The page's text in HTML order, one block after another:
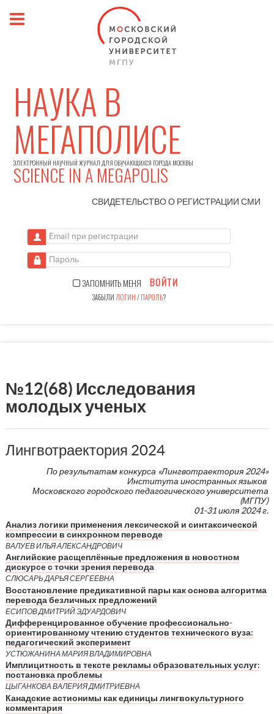
НАУКА В
МЕГАПОЛИСЕ
ЭЛЕКТРОННЫЙ НАУЧНЫЙ ЖУРНАЛ ДЛЯ ОБУЧАЮЩИХСЯ ГОРОДА МОСКВЫ
SCIENCE IN A MEGAPOLIS
СВИДЕТЕЛЬСТВО О РЕГИСТРАЦИИСМИ
Email при регистрации
Пароль
ЗАПОМНИТЬ МЕНЯ ВОЙТИ
ЗАБЫЛИ ЛОГИН/ПАРОЛЬ?
№12(68) Исследования
молодых ученых
Лингвотраектория 2024
По результатам конкурса «Лингвотраектория 2024»
Института иностранных языков
Московского городского педагогического университета
(МГПУ)
01-31 июля 2024 г.
Анализ логики применения лексической и синтаксической
компрессии в синхронном переводе
ВАЛУЕВ ИЛЬЯ АЛЕКСАНДРОВИЧ
Английские расщеплённые предложения в новостном
дискурсе с точки зрения перевода
СЛЮСАРЬ ДАРЬЯ СЕРГЕЕВНА
Восстановление предикативной пары как основа алгоритма
перевода безличных предложений
ЕСИПОВ ДМИТРИЙ ЭДУАРДОВИЧ
Дифференцированное обучение профессионально-
ориентированному чтению студентов технического вуза:
педагогический эксперимент
УСТЮЖАНИНА МАРИЯ ВЛАДИМИРОВНА
Имплицитность в тексте рекламы образовательных услуг:
постановка проблемы
ЦЫГАНКОВА ВАЛЕРИЯ ДМИТРИЕВНА
Канадские астионимы как единицы лингвокультурного
комментария